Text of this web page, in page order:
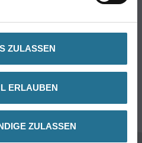
ZULASSEN
ERLAUBEN
ZULASSEN